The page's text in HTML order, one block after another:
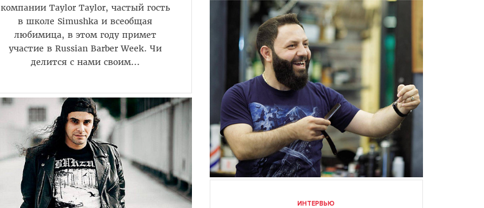
компании Taylor Taylor, частый гость
в школе Simushka и всеобщая
любимица, в этом году примет
участие в Russian Barber Week. Чи
делится с нами своим...
ИНТЕРВЬЮ